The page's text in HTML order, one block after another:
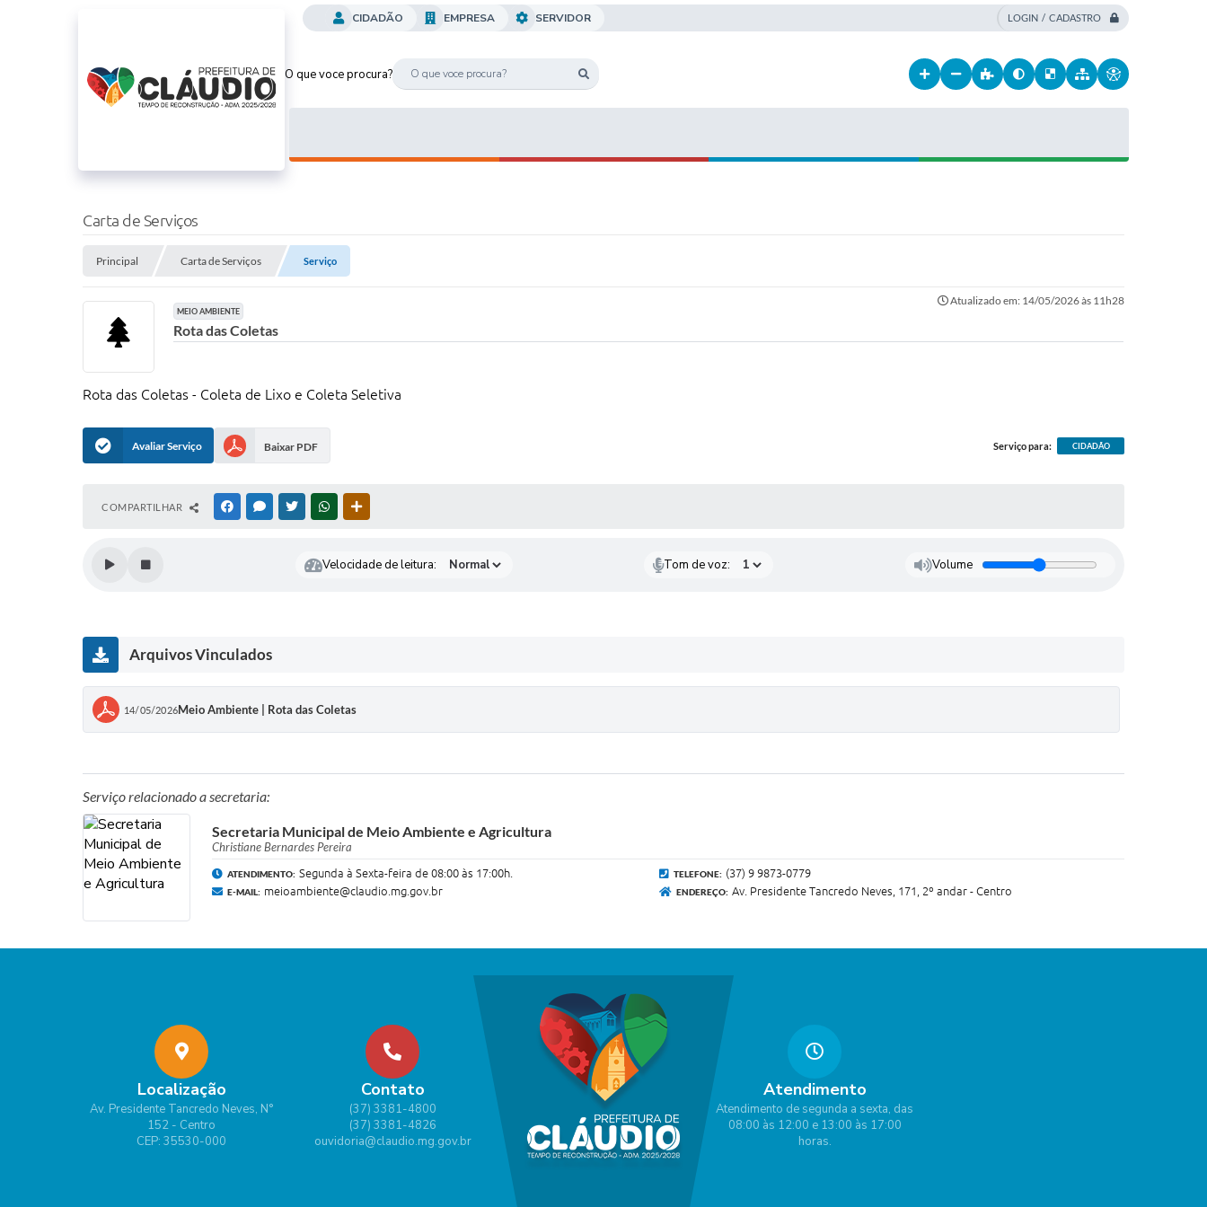
LOGIN / CADASTRO
O que voce procura?
CIDADÃO EMPRESA SERVIDOR
Carta de Serviços
Principal Carta de Serviços Serviço
Atualizado em: 14/05/2026 às 11h28
MEIO AMBIENTE
Rota das Coletas
Rota das Coletas - Coleta de Lixo e Coleta Seletiva
Avaliar Serviço Baixar PDF Serviço para: CIDADÃO
COMPARTILHAR FACEBOOKMESSENGER
TWITTERWHATSAPP
Velocidade de leitura: Tom de voz: Volume
Arquivos Vinculados
14/05/2026Meio Ambiente | Rota das Coletas
Serviço relacionado a secretaria:
Secretaria Municipal de Meio Ambiente e Agricultura
Christiane Bernardes Pereira
ATENDIMENTO: Segunda à Sexta-feira de 08:00 às 17:00h. TELEFONE: (37) 9 9873-0779
E-MAIL: meioambiente@claudio.mg.gov.br ENDEREÇO: Av. Presidente Tancredo Neves, 171, 2º andar - Centro
Localização
Av. Presidente Tancredo Neves, N°
152 - Centro
CEP: 35530-000
Contato
(37) 3381-4800
(37) 3381-4826
ouvidoria@claudio.mg.gov.br
Atendimento
Atendimento de segunda a sexta, das
08:00 às 12:00 e 13:00 às 17:00
horas.